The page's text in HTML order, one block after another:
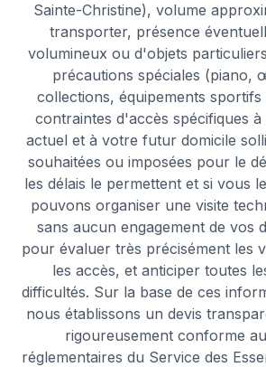
Sainte-Christine), volume
transporter, présence
volumineux ou d'objets
précautions spéciales (piano,
collections, équipements
contraintes d'accès spécifiques
actuel et à votre futur domicile
souhaitées ou imposées pour le
les délais le permettent et si vous
pouvons organiser une visite
sans aucun engagement de vos
pour évaluer très précisément les
les accès, et anticiper toutes
difficultés. Sur la base de ces
nous établissons un devis
rigoureusement conforme
réglementaires du Service des